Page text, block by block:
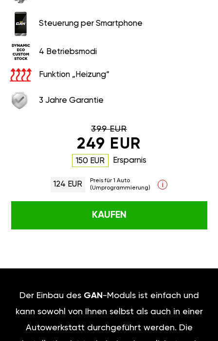
Steuerung per Smartphone
4 Betriebsmodi
Funktion „Heizung“
3 Jahre Garantie
399 EUR
249 EUR
150 EUR Ersparnis
124 EUR
Preis für 1 Auto
(Umprogrammierung)
i
KAUFEN
Der Einbau des GAN -Moduls ist einfach und
kann sowohl von Ihnen selbst als auch in einer
Autowerkstatt durchgeführt werden. Die